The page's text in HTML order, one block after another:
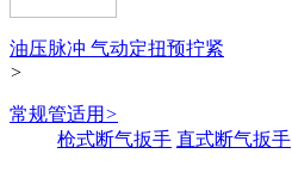
油压脉冲 气动定扭预拧紧
>
常规管适用 >
枪式断气扳手 直式断气扳手